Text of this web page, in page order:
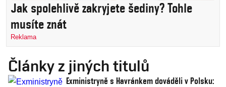
Jak spolehlivě zakryjete šediny? Tohle
musíte znát
Reklama
Články z jiných titulů
Exministryně s Havránkem dováděli v Polsku: